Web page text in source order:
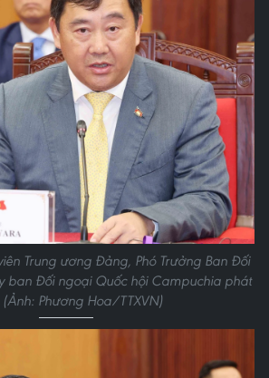
Trung ương Đảng, Phó Trưởng Ban Đối
ban Đối ngoại Quốc hội Campuchia phát
Phương Hoa/TTXVN)